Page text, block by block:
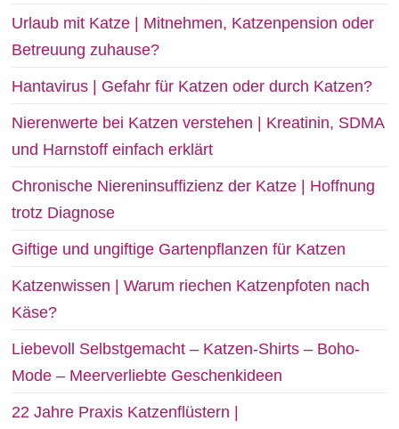
Urlaub mit Katze | Mitnehmen, Katzenpension oder
Betreuung zuhause?
Hantavirus | Gefahr für Katzen oder durch Katzen?
Nierenwerte bei Katzen verstehen | Kreatinin, SDMA
und Harnstoff einfach erklärt
Chronische Niereninsuffizienz der Katze | Hoffnung
trotz Diagnose
Giftige und ungiftige Gartenpflanzen für Katzen
Katzenwissen | Warum riechen Katzenpfoten nach
Käse?
Liebevoll Selbstgemacht – Katzen-Shirts – Boho-
Mode – Meerverliebte Geschenkideen
22 Jahre Praxis Katzenflüstern |